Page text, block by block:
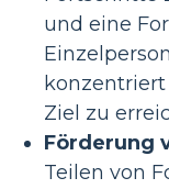
und eine
Ziel zu
Förderung
Teilen von